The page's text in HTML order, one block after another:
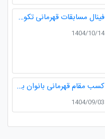
فینال مسابقات قهرمانی تکواندو لیگ خردسالان استان مدال طلا صدرا ظفری از باشگاه طلایی به مربیگری استاد عسکری مربی ارزنده باشگاه
1404/10/14
کسب مقام قهرمانی بانوان باشگاه طلایی در رقابت های کشوری کاراته
1404/09/03